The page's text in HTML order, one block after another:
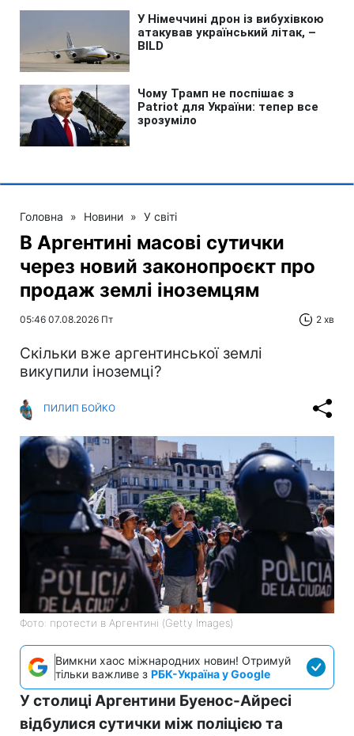
Головна » Новини » У світі
В Аргентині масові сутички
через новий законопроєкт про
продаж землі іноземцям
05:46 07.08.2026 Пт 2 хв
Скільки вже аргентинської землі
викупили іноземці?
ПИЛИП БОЙКО
Фото: протести в Аргентині (Getty Images)
Вимкни хаос міжнародних новин! Отримуй
тільки важливе з РБК-Україна у Google
У столиці Аргентини Буенос-Айресі
відбулися сутички між поліцією та